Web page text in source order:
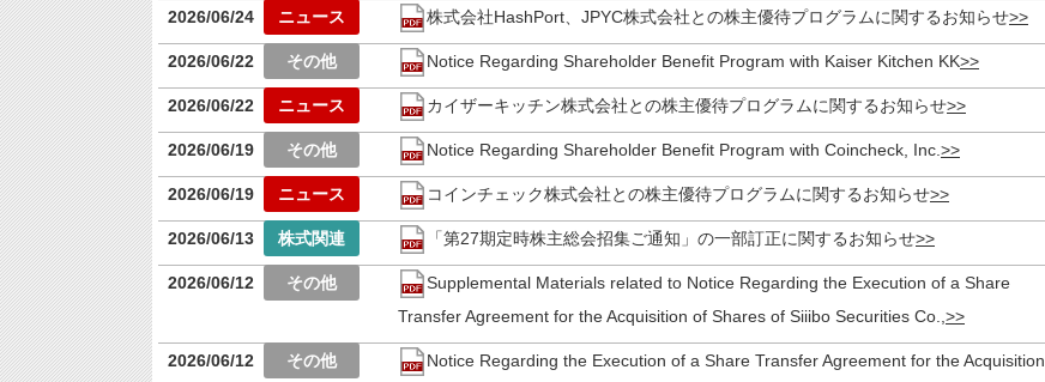
2026/06/24 株式会社HashPort、JPYC株式会社との株主優待プログラムに関するお知らせ
2026/06/22 Notice Regarding Shareholder Benefit Program with Kaiser Kitchen KK
2026/06/22 カイザーキッチン株式会社との株主優待プログラムに関するお知らせ
2026/06/19 Notice Regarding Shareholder Benefit Program with Coincheck, Inc.
2026/06/19 コインチェック株式会社との株主優待プログラムに関するお知らせ
2026/06/13 「第27期定時株主総会招集ご通知」の一部訂正に関するお知らせ
2026/06/12
Supplemental Materials related to Notice Regarding the Execution of a Share
Transfer Agreement for the Acquisition of Shares of Siiibo Securities Co.,
2026/06/12
Notice Regarding the Execution of a Share Transfer Agreement for the Acquisition